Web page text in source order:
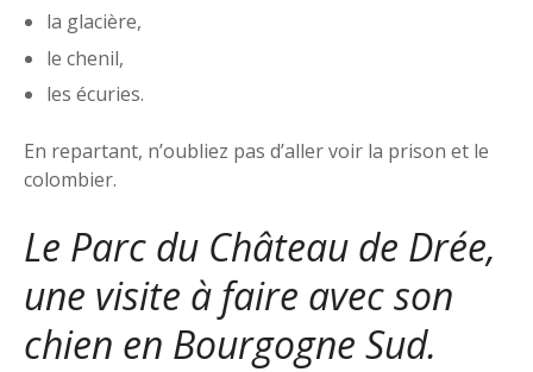
la glacière,
le chenil,
les écuries.
En repartant, n’oubliez pas d’aller voir la prison et le
colombier.
Le Parc du Château de Drée,
une visite à faire avec son
chien en Bourgogne Sud.